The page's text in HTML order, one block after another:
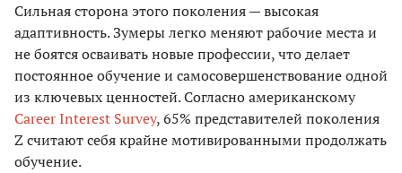
Сильная сторона этого поколения — высокая
адаптивность. Зумеры легко меняют рабочие места и
не боятся осваивать новые профессии, что делает
постоянное обучение и самосовершенствование одной
из ключевых ценностей. Согласно американскому
Career Interest Survey, 65% представителей поколения
Z считают себя крайне мотивированными продолжать
обучение.